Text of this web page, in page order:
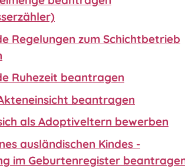
Regelungen zum Schichtbetrieb
Ruhezeit beantragen
beantragen
als Adoptiveltern bewerben
ausländischen Kindes -
im Geburtenregister